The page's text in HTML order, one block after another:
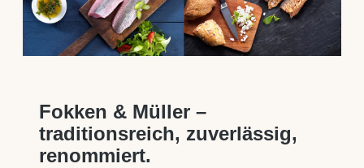
Fokken & Müller –
traditionsreich, zuverlässig,
renommiert.